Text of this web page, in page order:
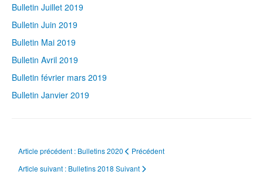
Bulletin Juillet 2019
Bulletin Juin 2019
Bulletin Mai 2019
Bulletin Avril 2019
Bulletin février mars 2019
Bulletin Janvier 2019
Article précédent : Bulletins 2020
Précédent
Article suivant : Bulletins 2018 Suivant